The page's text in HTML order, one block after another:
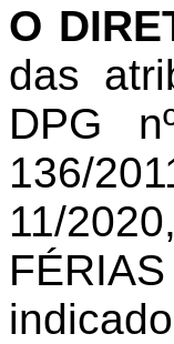
O
das
DPG
136/
11/